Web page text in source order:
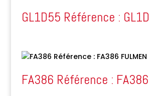
GL1D55 Référence :
FA386 Référence :